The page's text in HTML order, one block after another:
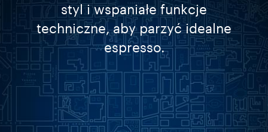
styl i wspaniałe funkcje
techniczne, aby parzyć idealne
espresso.